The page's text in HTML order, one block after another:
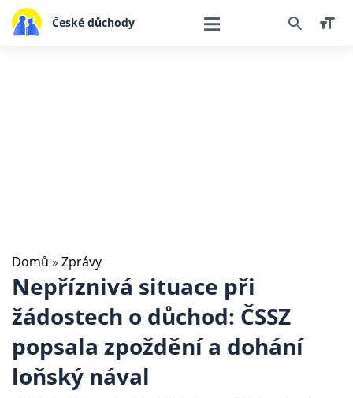
České důchody
Domů » Zprávy
Nepříznivá situace při
žádostech o důchod: ČSSZ
popsala zpoždění a dohání
loňský nával